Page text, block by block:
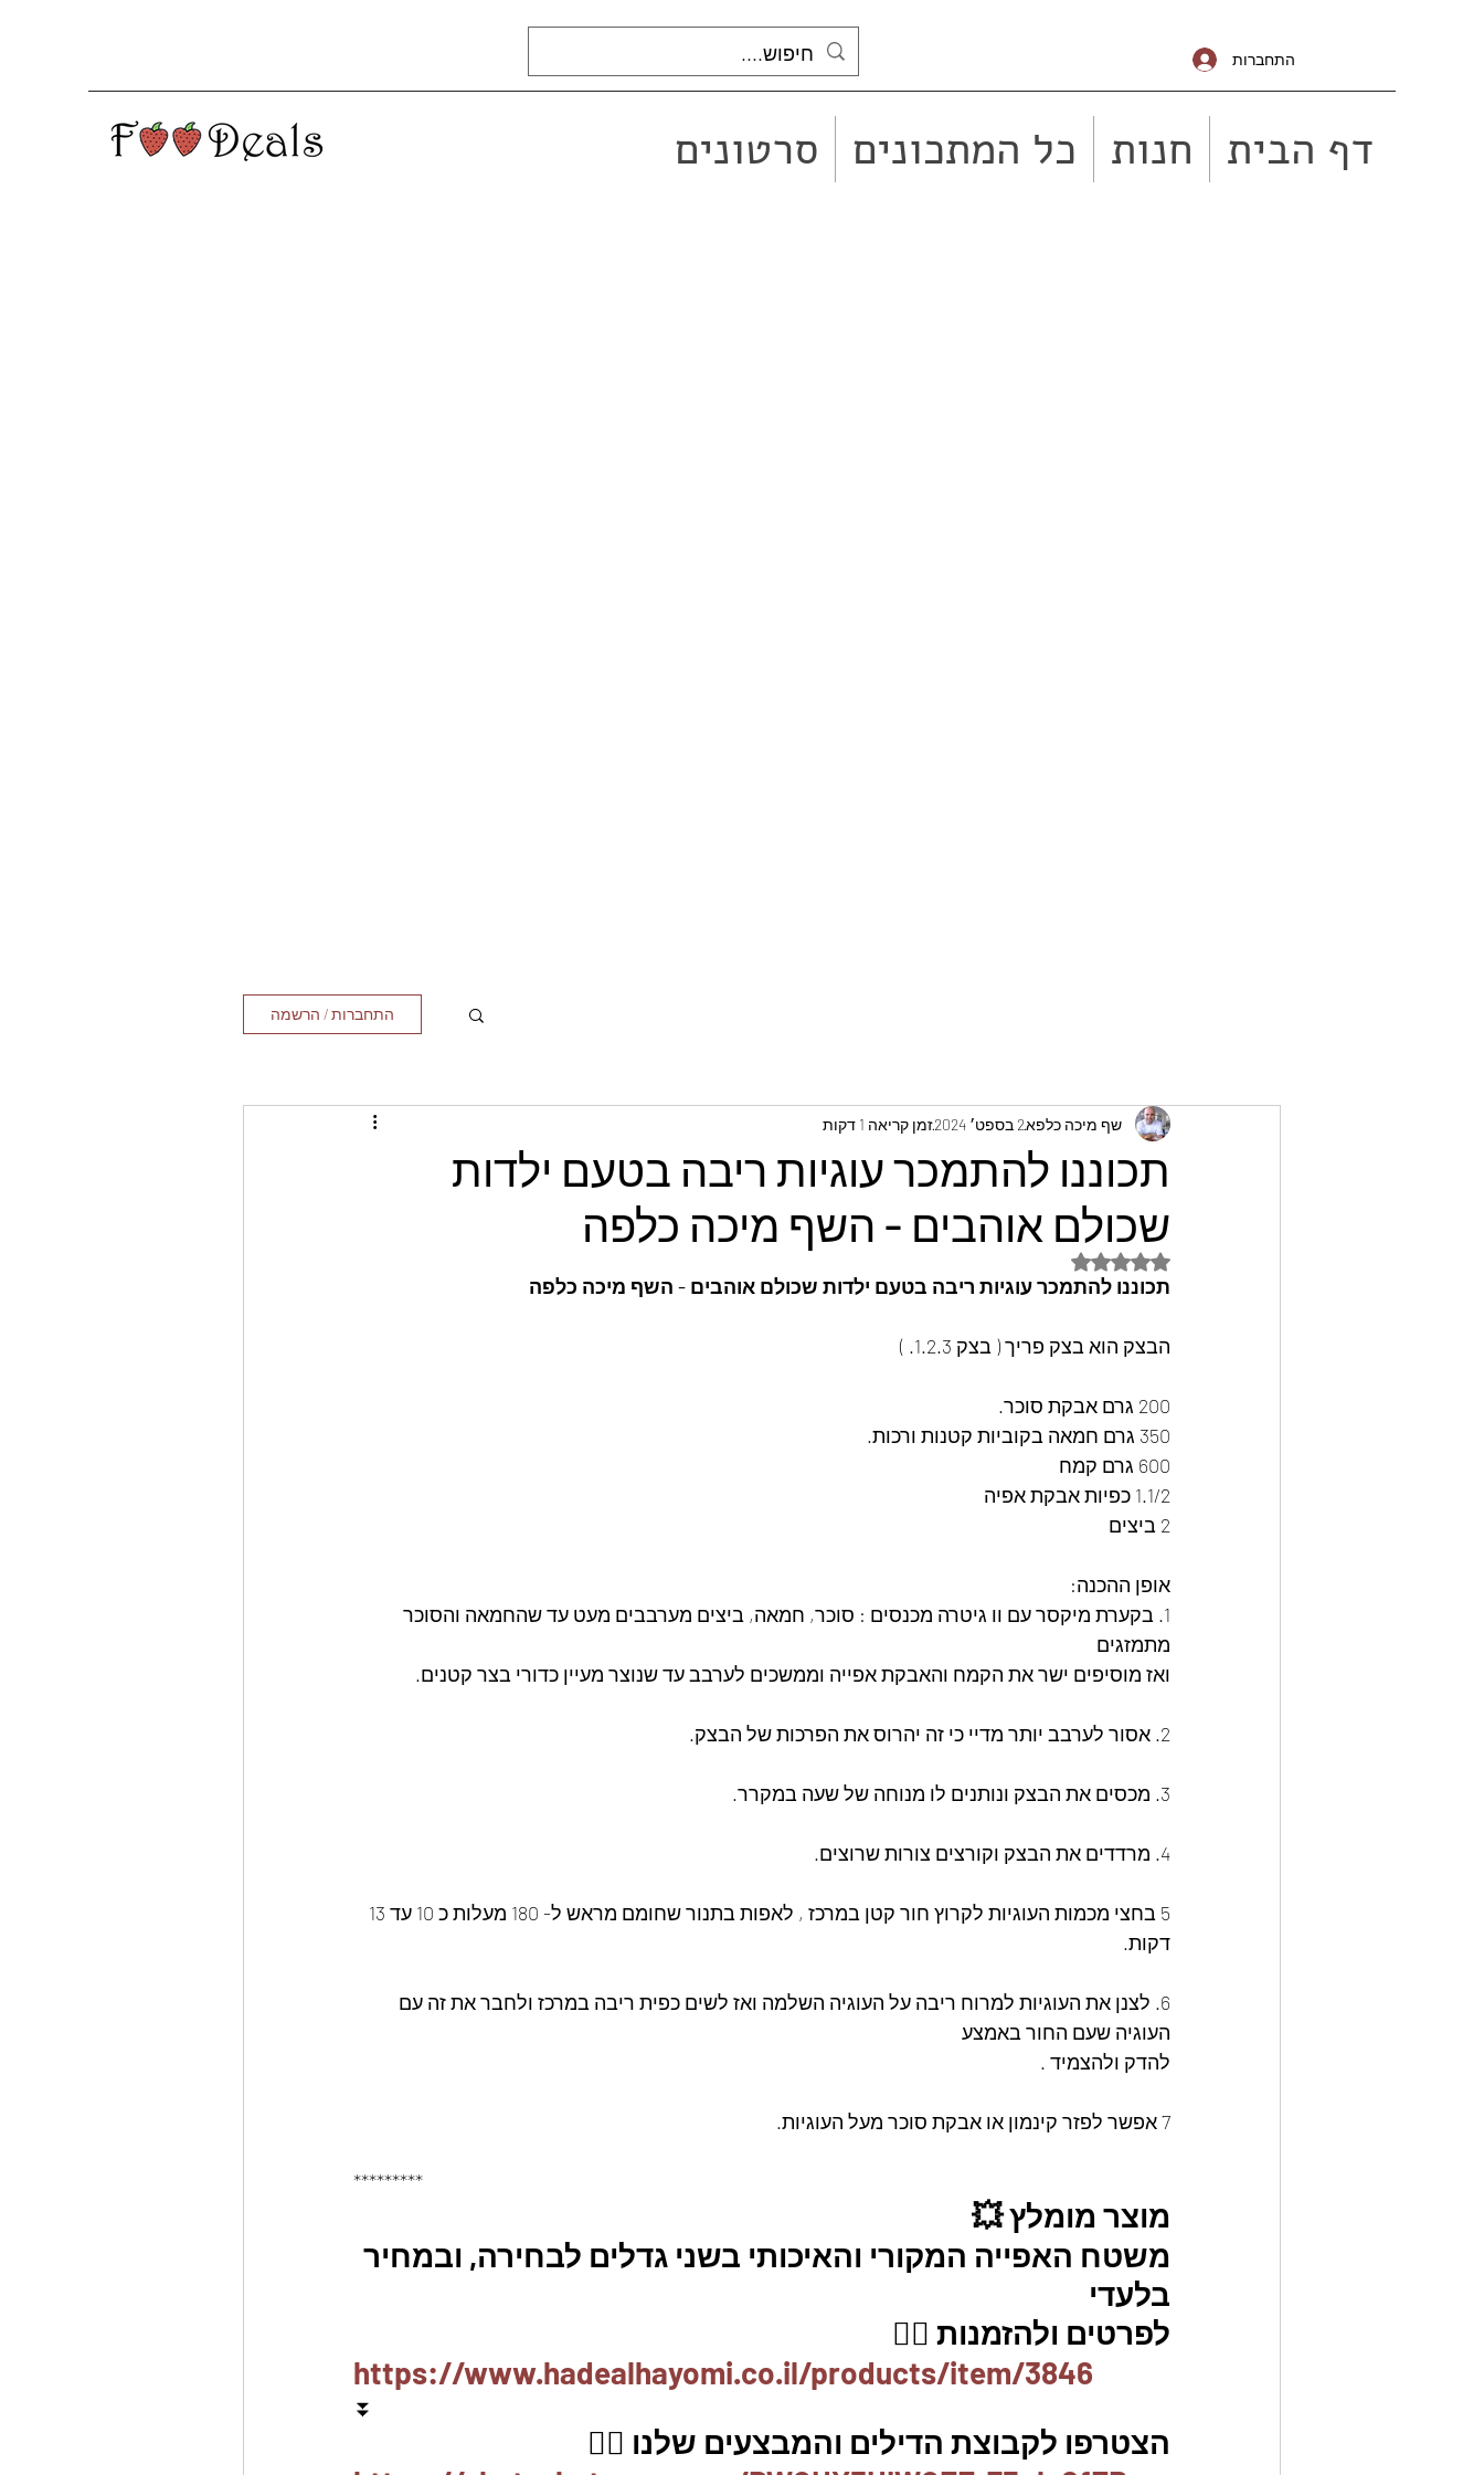
התחברות
דף הבית חנות כל המתכונים סרטונים
התחברות / הרשמה
תכוננו להתמכר עוגיות ריבה בטעם ילדות
שכולם אוהבים - השף מיכה כלפה
שף מיכה כלפא2 בספט׳ 2024 זמן קריאה 1 דקות
דירוג של NaN מתוך 5 כוכבים
תכוננו להתמכר עוגיות ריבה בטעם ילדות שכולם אוהבים - השף מיכה כלפה
הבצק הוא בצק פריך ( בצק 1.2.3. )
200 גרם אבקת סוכר.
350 גרם חמאה בקוביות קטנות ורכות.
600 גרם קמח
1.1/2 כפיות אבקת אפיה
2 ביצים
אופן ההכנה:
1. בקערת מיקסר עם וו גיטרה מכנסים : סוכר, חמאה, ביצים מערבבים מעט עד שהחמאה והסוכר
מתמזגים
ואז מוסיפים ישר את הקמח והאבקת אפייה וממשכים לערבב עד שנוצר מעיין כדורי בצר קטנים.
2. אסור לערבב יותר מדיי כי זה יהרוס את הפרכות של הבצק.
3. מכסים את הבצק ונותנים לו מנוחה של שעה במקרר.
4. מרדדים את הבצק וקורצים צורות שרוצים.
דקות.
6. לצנן את העוגיות למרוח ריבה על העוגיה השלמה ואז לשים כפית ריבה במרכז ולחבר את זה עם
העוגיה שעם החור באמצע
להדק ולהצמיד .
7 אפשר לפזר קינמון או אבקת סוכר מעל העוגיות.
*********
מוצר מומלץ 💥
משטח האפייה המקורי והאיכותי בשני גדלים לבחירה, ובמחיר
בלעדי
לפרטים ולהזמנות 👇🏼
https://www.hadealhayomi.co.il/products/item/3846
⏬
הצטרפו לקבוצת הדילים והמבצעים שלנו 👇🏽